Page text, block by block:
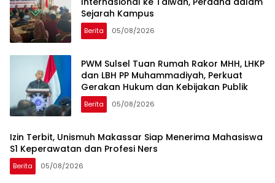
Sejarah Kampus
Berita 05/08/2026
PWM Sulsel Tuan Rumah Rakor MHH, LHKP
dan LBH PP Muhammadiyah, Perkuat
Gerakan Hukum dan Kebijakan Publik
Berita 05/08/2026
Izin Terbit, Unismuh Makassar Siap Menerima Mahasiswa
S1 Keperawatan dan Profesi Ners
Berita 05/08/2026